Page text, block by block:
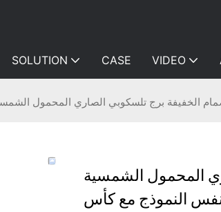
SOLUTION CASE VIDEO
الخفيفة برج تلسكوبي الصاري المحمول
المحمول الشمسية
النموذج مع كأس